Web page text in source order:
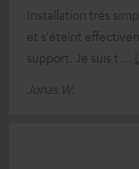
Installation très
et s'éteint
support. Je suis t
Jonas W.